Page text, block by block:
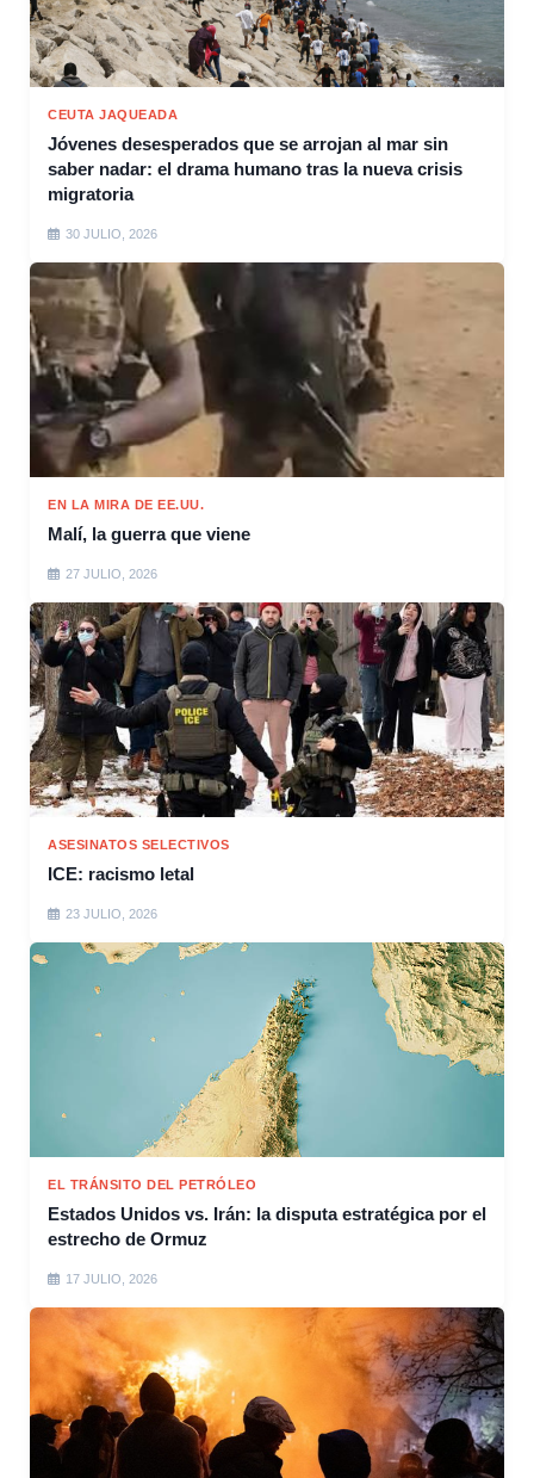
CEUTA JAQUEADA
Jóvenes desesperados que se arrojan al mar sin
saber nadar: el drama humano tras la nueva crisis
migratoria
30 JULIO, 2026
EN LA MIRA DE EE.UU.
Malí, la guerra que viene
27 JULIO, 2026
ASESINATOS SELECTIVOS
ICE: racismo letal
23 JULIO, 2026
EL TRÁNSITO DEL PETRÓLEO
Estados Unidos vs. Irán: la disputa estratégica por el
estrecho de Ormuz
17 JULIO, 2026